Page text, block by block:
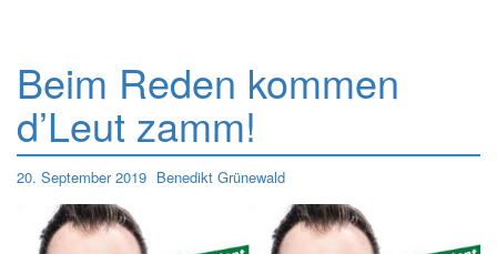
Beim Reden kommen
d’Leut zamm!
20. September 2019 Benedikt Grünewald